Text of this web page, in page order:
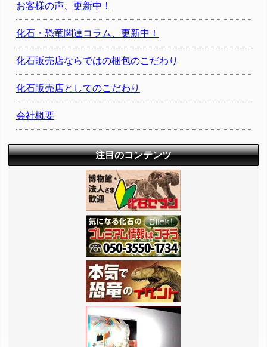
お客様の声、更新中！
化石・恐竜関連コラム、更新中！
化石販売店ならではの梱包のこだわり
化石販売店としてのこだわり
会社概要
注目のコンテンツ